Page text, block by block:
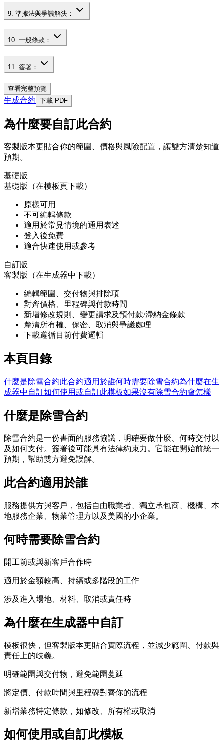
9. 準據法與爭議解決：
10. 一般條款：
11. 簽署：
查看完整預覽
生成合約 下載 PDF
為什麼要自訂此合約
客製版本更貼合你的範圍、價格與風險配置，讓雙方清楚知道
預期。
基礎版
基礎版（在模板頁下載）
原樣可用
不可編輯條款
適用於常見情境的通用表述
登入後免費
適合快速使用或參考
自訂版
客製版（在生成器中下載）
編輯範圍、交付物與排除項
對齊價格、里程碑與付款時間
新增修改規則、變更請求及預付款/滯納金條款
釐清所有權、保密、取消與爭議處理
下載遵循目前付費邏輯
本頁目錄
什麼是除雪合約此合約適用於誰何時需要除雪合約為什麼在生
成器中自訂如何使用或自訂此模板如果沒有除雪合約會怎樣
什麼是除雪合約
除雪合約是一份書面的服務協議，明確要做什麼、何時交付以
及如何支付。簽署後可能具有法律約束力。它能在開始前統一
預期，幫助雙方避免誤解。
此合約適用於誰
服務提供方與客戶，包括自由職業者、獨立承包商、機構、本
地服務企業、物業管理方以及美國的小企業。
何時需要除雪合約
開工前或與新客戶合作時
適用於金額較高、持續或多階段的工作
涉及進入場地、材料、取消或責任時
為什麼在生成器中自訂
模板很快，但客製版本更貼合實際流程，並減少範圍、付款與
責任上的歧義。
明確範圍與交付物，避免範圍蔓延
將定價、付款時間與里程碑對齊你的流程
新增業務特定條款，如修改、所有權或取消
如何使用或自訂此模板